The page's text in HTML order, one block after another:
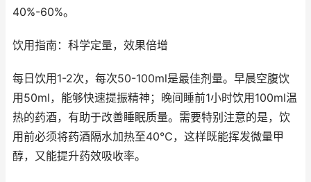
40%-60%。
饮用指南：科学定量，效果倍增
每日饮用1-2次，每次50-100ml是最佳剂量。早晨空腹饮
用50ml，能够快速提振精神；晚间睡前1小时饮用100ml温
热的药酒，有助于改善睡眠质量。需要特别注意的是，饮
用前必须将药酒隔水加热至40℃，这样既能挥发微量甲
醇，又能提升药效吸收率。